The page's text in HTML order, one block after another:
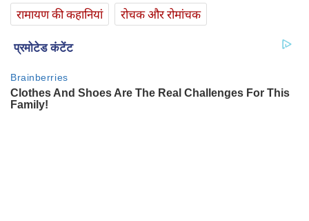
रामायण की कहानियां
रोचक और रोमांचक